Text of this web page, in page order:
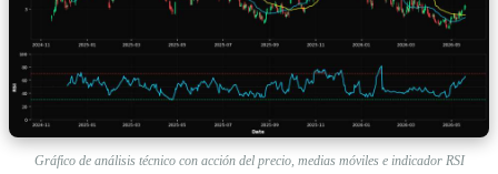
Gráfico de análisis técnico con acción del precio, medias móviles e indicador RSI